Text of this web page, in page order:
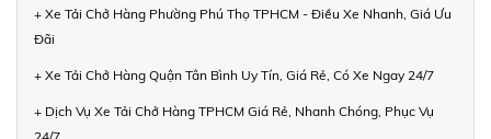
+ Xe Tải Chở Hàng Phường Phú Thọ TPHCM - Điều Xe Nhanh, Giá Ưu
Đãi
+ Xe Tải Chở Hàng Quận Tân Bình Uy Tín, Giá Rẻ, Có Xe Ngay 24/7
+ Dịch Vụ Xe Tải Chở Hàng TPHCM Giá Rẻ, Nhanh Chóng, Phục Vụ